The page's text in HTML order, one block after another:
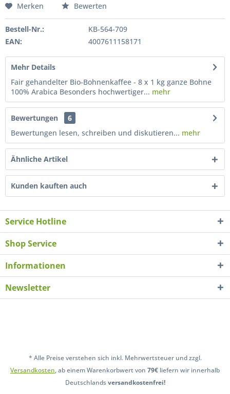
Merken Bewerten
Bestell-Nr.:
KB-564-709
EAN:
4007611158171
Mehr Details
Fair gehandelter Bio-Bohnenkaffee - 8 x 1 kg ganze Bohne
100% Arabica Besonders hochwertiger... mehr
Bewertungen
6
Bewertungen lesen, schreiben und diskutieren... mehr
Ähnliche Artikel
Kunden kauften auch
Service Hotline
Shop Service
Informationen
Newsletter
* Alle Preise verstehen sich inkl. Mehrwertsteuer und zzgl.
Versandkosten, ab einem Warenkorbwert von 79€ liefern wir innerhalb
Deutschlandsversandkostenfrei!